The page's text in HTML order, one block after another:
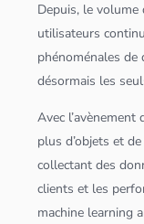
Depuis, le
utilisateurs
phénoménales de
désormais les
Avec
plus d’objets et
collectant des
clients et les
machine learning